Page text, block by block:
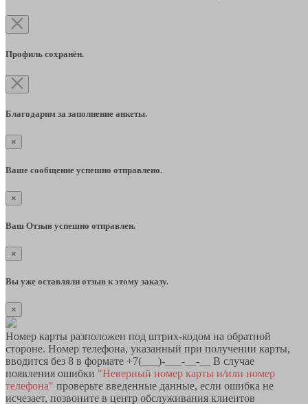
Профиль сохранён.
Благодарим за заполнение анкеты.
×
Ваше сообщение успешно отправлено.
×
Ваш Отзыв успешно отправлен.
×
Вы уже оставляли отзыв к этому заказу.
×
Номер карты разположен под штрих-кодом на обратной
стороне. Номер телефона, указанный при получении карты,
вводится без 8 в формате +7(___)-___-__-__ В случае
появления ошибки "Неверный номер карты и/или номер
телефона" проверьте введенные данные, если ошибка не
исчезает, позвоните в центр обслуживания клиентов